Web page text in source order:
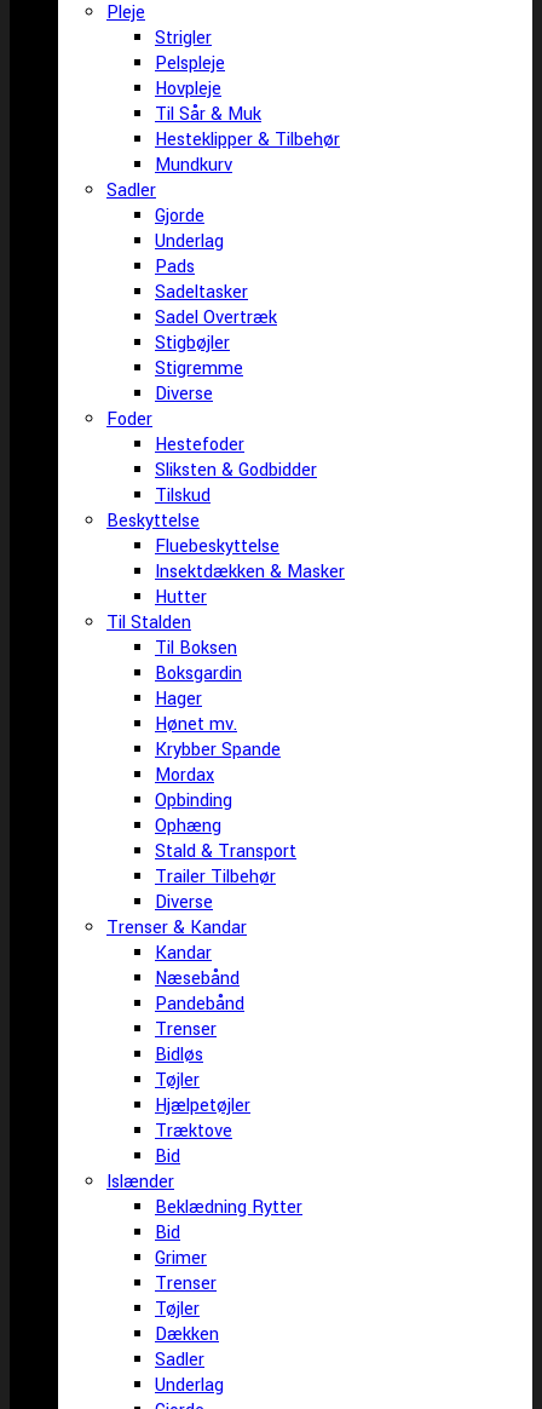
Pleje
Strigler
Pelspleje
Hovpleje
Til Sår & Muk
Hesteklipper & Tilbehør
Mundkurv
Sadler
Gjorde
Underlag
Pads
Sadeltasker
Sadel Overtræk
Stigbøjler
Stigremme
Diverse
Foder
Hestefoder
Sliksten & Godbidder
Tilskud
Beskyttelse
Fluebeskyttelse
Insektdækken & Masker
Hutter
Til Stalden
Til Boksen
Boksgardin
Hager
Hønet mv.
Krybber Spande
Mordax
Opbinding
Ophæng
Stald & Transport
Trailer Tilbehør
Diverse
Trenser & Kandar
Kandar
Næsebånd
Pandebånd
Trenser
Bidløs
Tøjler
Hjælpetøjler
Træktove
Bid
Islænder
Beklædning Rytter
Bid
Grimer
Trenser
Tøjler
Dækken
Sadler
Underlag